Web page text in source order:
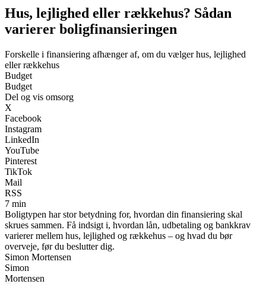
Hus, lejlighed eller rækkehus? Sådan
varierer boligfinansieringen
Forskelle i finansiering afhænger af, om du vælger hus, lejlighed
eller rækkehus
Budget
Budget
Del og vis omsorg
X
Facebook
Instagram
LinkedIn
YouTube
Pinterest
TikTok
Mail
RSS
7 min
Boligtypen har stor betydning for, hvordan din finansiering skal
skrues sammen. Få indsigt i, hvordan lån, udbetaling og bankkrav
varierer mellem hus, lejlighed og rækkehus – og hvad du bør
overveje, før du beslutter dig.
Simon Mortensen
Simon
Mortensen